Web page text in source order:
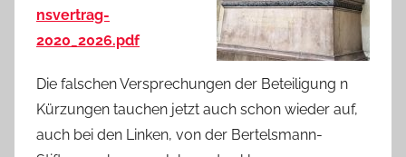
nsvertrag-
2020_2026.pdf
Die falschen Versprechungen der Beteiligung n
Kürzungen tauchen jetzt auch schon wieder auf,
auch bei den Linken, von der Bertelsmann-